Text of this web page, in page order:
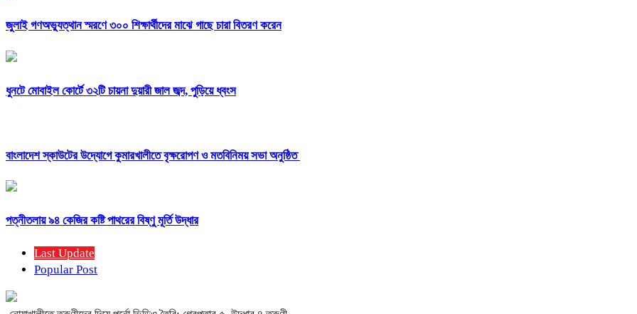
জুলাই গণঅভ্যুত্থান স্মরণে ৩০০ শিক্ষার্থীদের মাঝে গাছে চারা বিতরণ করেন
ধুনটে মোবাইল কোর্টে ৩২টি চায়না দুয়ারী জাল জব্দ, পুড়িয়ে ধ্বংস
বাংলাদেশ স্কাউটের উদ্যোগে কুমারখালীতে বৃক্ষরোপণ ও মতবিনিময় সভা অনুষ্ঠিত
পত্নীতলায় ৯৪ কেজির কষ্টি পাথরের বিষ্ণু মূর্তি উদ্ধার
Last Update
Popular Post